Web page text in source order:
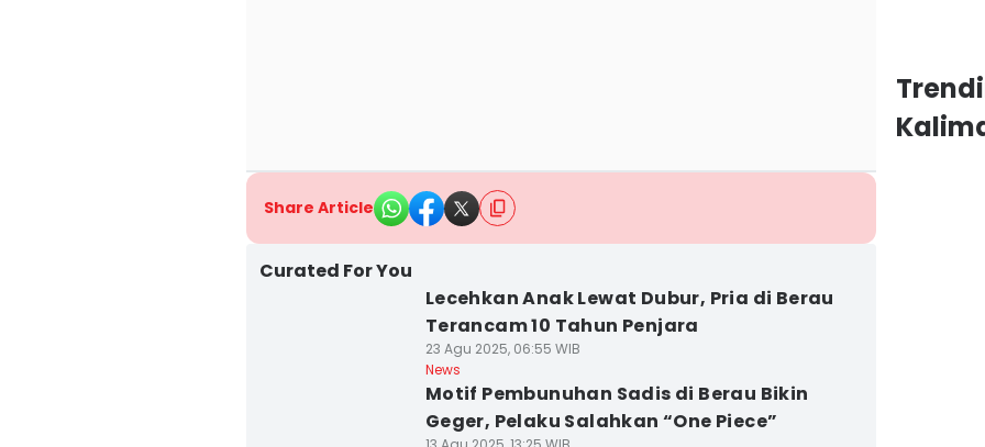
Share Article
Curated For You
Lecehkan Anak Lewat Dubur, Pria di Berau
Terancam 10 Tahun Penjara
23 Agu 2025, 06:55 WIB
News
Motif Pembunuhan Sadis di Berau Bikin
Geger, Pelaku Salahkan “One Piece”